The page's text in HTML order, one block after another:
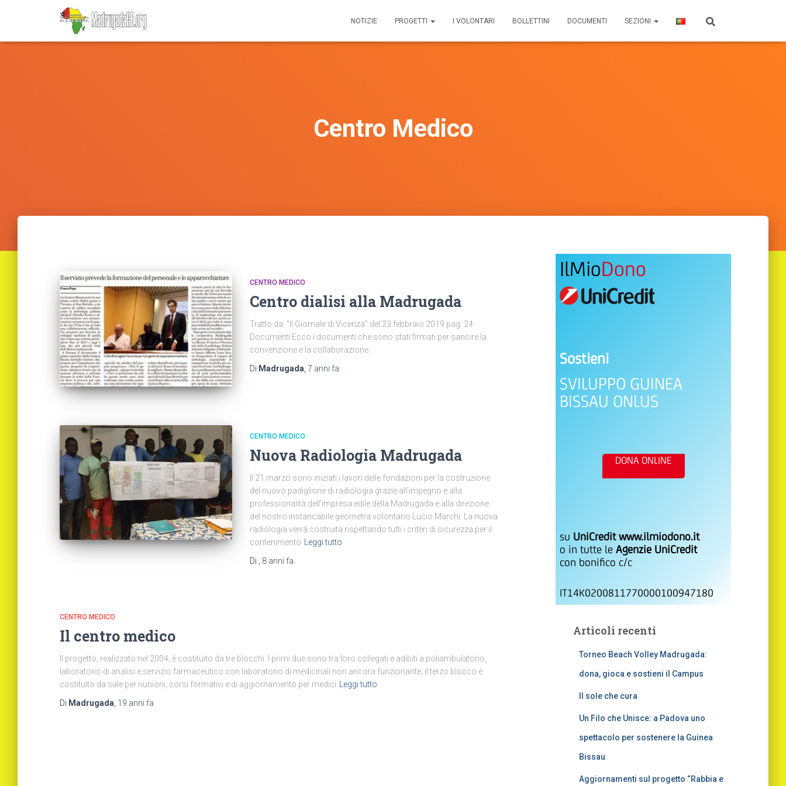
NOTIZIE PROGETTI I VOLONTARI BOLLETTINI DOCUMENTI SEZIONI
Centro Medico
CENTRO MEDICO
Centro dialisi alla Madrugada
Tratto da: “Il Giornale di Vicenza” del 23 febbraio 2019 pag. 24.
Documenti Ecco i documenti che sono stati firmati per sancire la
convenzione e la collaborazione.
Di Madrugada 7 anni fa
CENTRO MEDICO
Nuova Radiologia Madrugada
Il 21 marzo sono iniziati i lavori delle fondazioni per la costruzione
del nuovo padiglione di radiologia grazie all’impegno e alla
professionalità dell’impresa edile della Madrugada e alla direzione
del nostro instancabile geometra volontario Lucio Marchi. La nuova
radiologia verrà costruita rispettando tutti i criteri di sicurezza per il
contenimento
Leggi tutto
Di
8 anni fa
CENTRO MEDICO
Il centro medico
Il progetto, realizzato nel 2004, è costituito da tre blocchi. I primi due sono tra loro collegati e adibiti a poliambulatorio,
laboratorio di analisi e servizio farmaceutico con laboratorio di medicinali non ancora funzionante; il terzo blocco è
costituito da sale per riunioni, corsi formativi e di aggiornamento per medici
Leggi tutto
Di Madrugada 19 anni fa
Sostieni
SVILUPPO GUINEA
BISSAU ONLUS
su UniCredit www.ilmiodono.it
o in tutte le Agenzie UniCredit
con bonifico c/c
IT14K0200811770000100947180
DONA ONLINE
IlMioDono
Articoli recenti
Torneo Beach Volley Madrugada:
dona, gioca e sostieni il Campus
Il sole che cura
Un Filo che Unisce: a Padova uno
spettacolo per sostenere la Guinea
Bissau
Aggiornamenti sul progetto “Rabbia e